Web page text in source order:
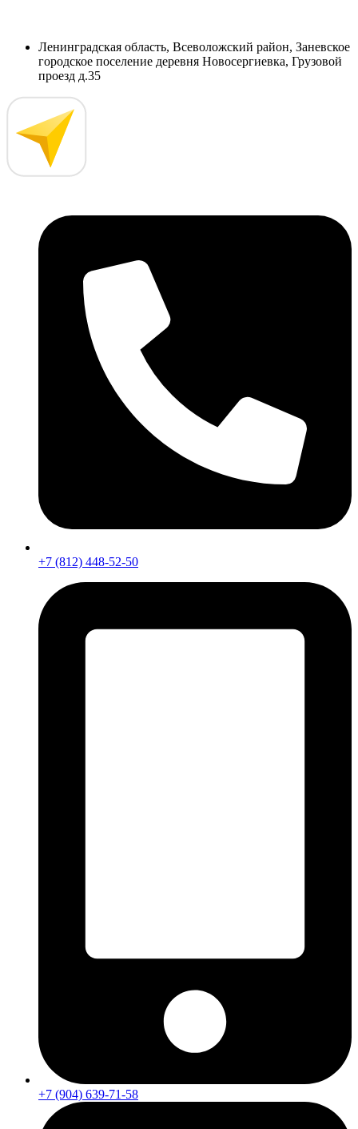
Ленинградская область, Всеволожский район, Заневское
городское поселение деревня Новосергиевка, Грузовой
проезд д.35
+7 (812) 448-52-50
+7 (904) 639-71-58